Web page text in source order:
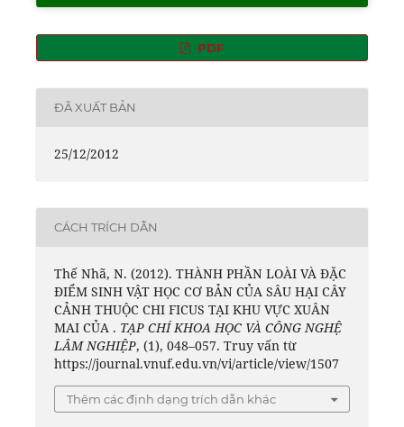
PDF
ĐÃ XUẤT BẢN
25/12/2012
CÁCH TRÍCH DẪN
Thế Nhã, N. (2012). THÀNH PHẦN LOÀI VÀ ĐẶC
ĐIỂM SINH VẬT HỌC CƠ BẢN CỦA SÂU HẠI CÂY
CẢNH THUỘC CHI FICUS TẠI KHU VỰC XUÂN
MAI CỦA . TẠP CHÍ KHOA HỌC VÀ CÔNG NGHỆ
LÂM NGHIỆP, (1), 048–057. Truy vấn từ
https://journal.vnuf.edu.vn/vi/article/view/1507
Thêm các định dạng trích dẫn khác